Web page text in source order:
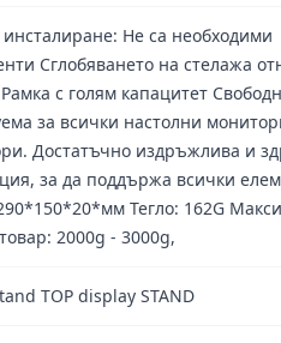
Не са необходими
Сглобяването на стелажа
с голям капацитет
за всички настолни
Достатъчно издръжлива и
за да поддържа всички
Тегло: 162G
2000g - 3000g,
TOP display STAND